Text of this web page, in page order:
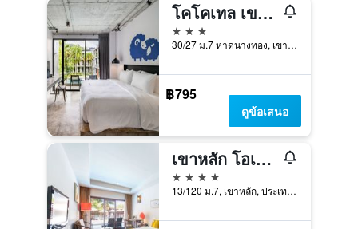
โคโคเทล เขาหลัก ไลท์เฮาส์
3 ดาว
30/27 ม.7 หาดนางทอง, เขาหลัก, ประเทศไทย
฿795
ดูข้อเสนอ
เขาหลัก โอเรียนทอล รีสอร์ท - สำหรับผู้ใหญ่เท่านั้น
4 ดาว
13/120 ม.7, เขาหลัก, ประเทศไทย